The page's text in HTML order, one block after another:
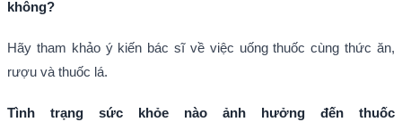
không?
Hãy tham khảo ý kiến bác sĩ về việc uống thuốc cùng thức ăn,
rượu và thuốc lá.
Tình trạng sức khỏe nào ảnh hưởng đến thuốc